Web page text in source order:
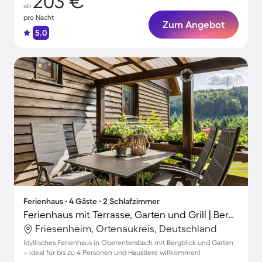
ab
pro Nacht
5.0
Zum Angebot
Ferienhaus ∙ 4 Gäste ∙ 2 Schlafzimmer
Ferienhaus mit Terrasse, Garten und Grill | Bergblick
Friesenheim, Ortenaukreis, Deutschland
Idyllisches Ferienhaus in Oberentersbach mit Bergblick und Garten
– ideal für bis zu 4 Personen und Haustiere willkommen!